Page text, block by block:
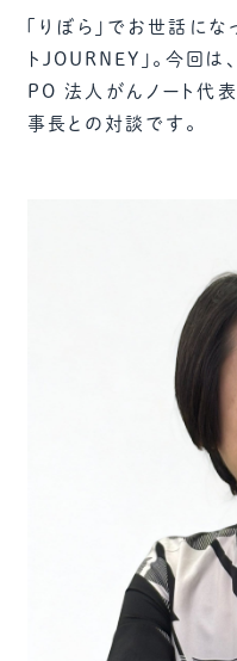
「りぼら」でお世話に
トJOURNEY」。今回
PO 法人がんノート代
事長との対談です。